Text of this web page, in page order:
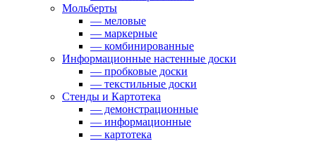
Мольберты
— меловые
— маркерные
— комбинированные
Информационные настенные доски
— пробковые доски
— текстильные доски
Стенды и Картотека
— демонстрационные
— информационные
— картотека